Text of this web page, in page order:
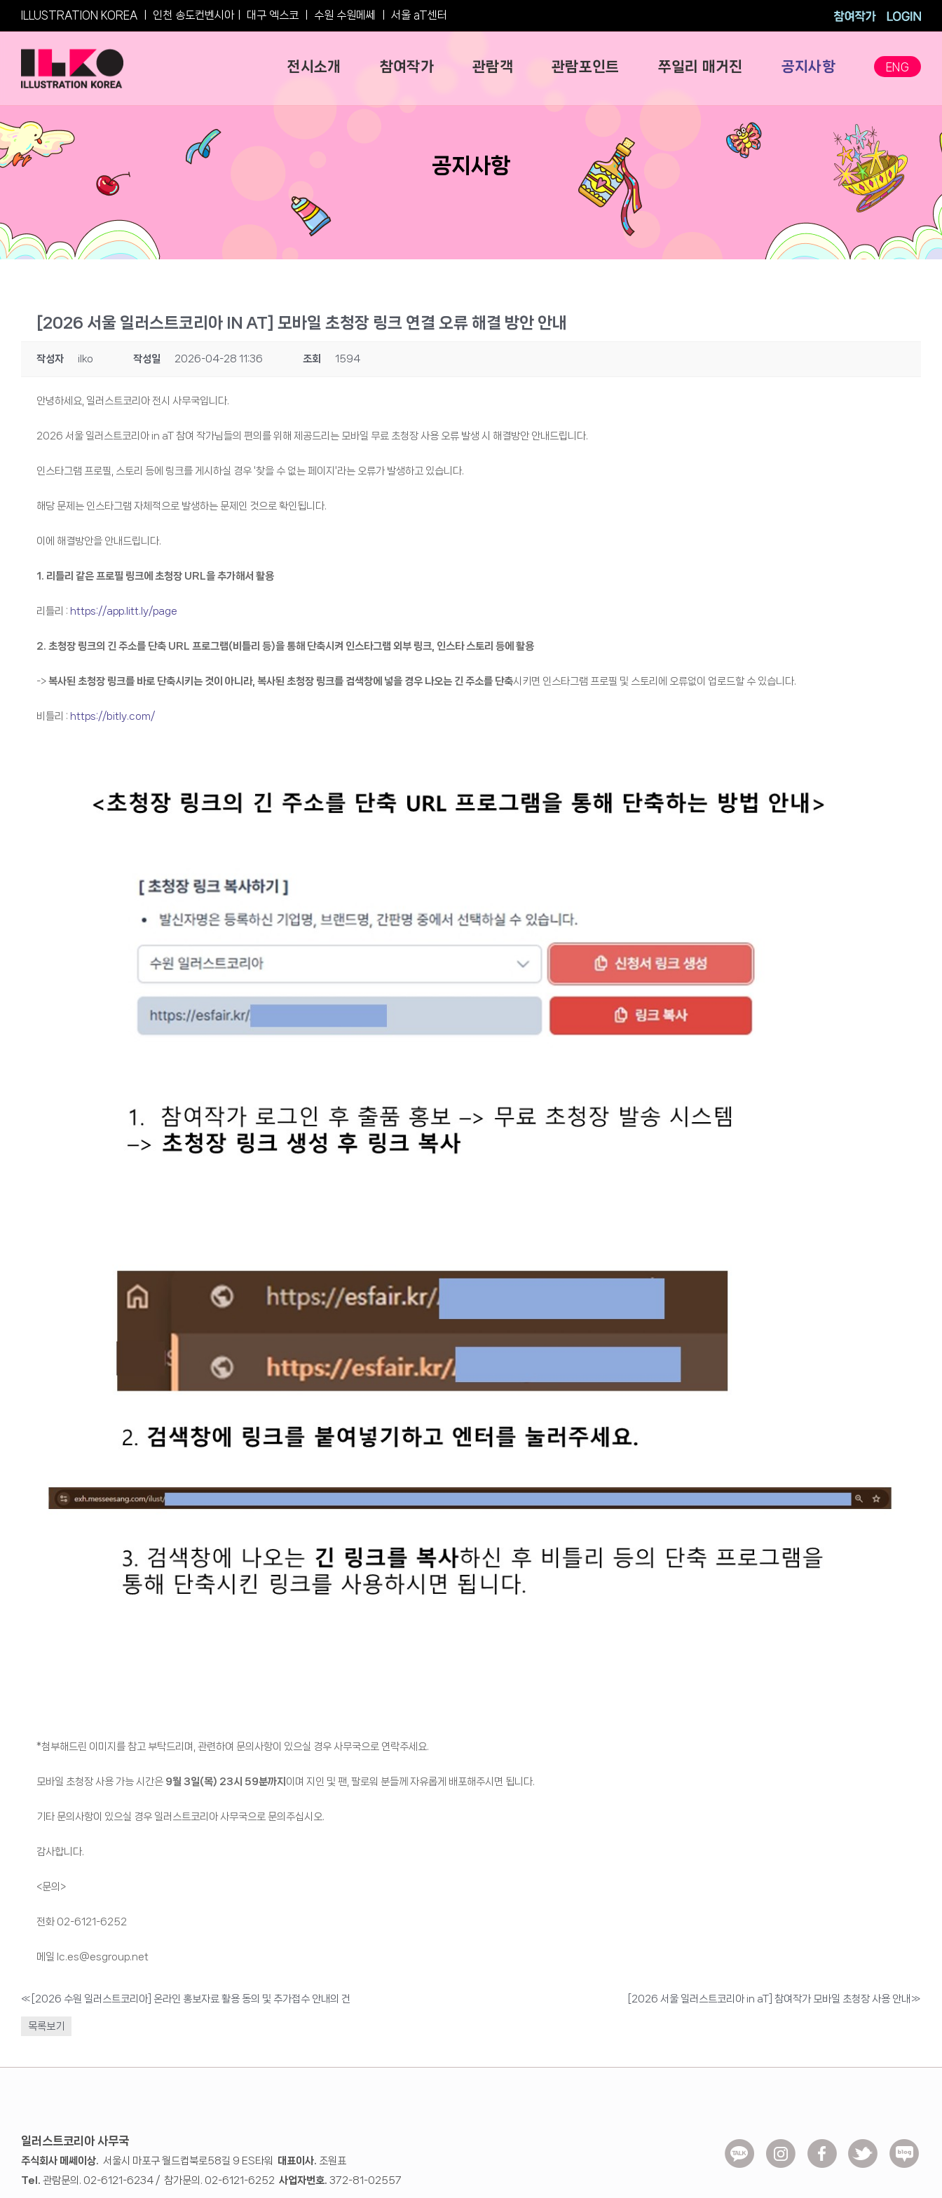
ILLUSTRATION KOREA ㅣ 인천 송도컨벤시아ㅣ 대구 엑스코 수원 수원메쎄 서울 aT센터
참여작가
전시소개 참여작가 관람객 관람포인트 쭈일리 매거진 공지사항 ENG
공지사항
[2026 서울 일러스트코리아 IN AT] 모바일 초청장 링크 연결 오류 해결 방안 안내
작성자 ilko 작성일 2026-04-28 11:36 조회 1594
안녕하세요, 일러스트코리아 전시 사무국입니다.
2026 서울 일러스트코리아 in aT 참여 작가님들의 편의를 위해 제공드리는 모바일 무료 초청장 사용 오류 발생 시 해결방안 안내드립니다.
인스타그램 프로필, 스토리 등에 링크를 게시하실 경우 '찾을 수 없는 페이지'라는 오류가 발생하고 있습니다.
해당 문제는 인스타그램 자체적으로 발생하는 문제인 것으로 확인됩니다.
이에 해결방안을 안내드립니다.
1. 리틀리 같은 프로필 링크에 초청장 URL을 추가해서 활용
리틀리 : https://app.litt.ly/page
2. 초청장 링크의 긴 주소를 단축 URL 프로그램(비틀리 등)을 통해 단축시켜 인스타그램 외부 링크, 인스타 스토리 등에 활용
->복사된 초청장 링크를 바로 단축시키는 것이 아니라, 복사된 초청장 링크를 검색창에 넣을 경우 나오는 긴 주소를 단축시키면 인스타그램 프로필 및 스토리에 오류없이 업로드할 수 있습니다.
비틀리 : https://bitly.com/
*첨부해드린 이미지를 참고 부탁드리며, 관련하여 문의사항이 있으실 경우 사무국으로 연락주세요.
모바일 초청장 사용 가능 시간은9월 3일(목) 23시 59분까지 이며 지인 및 팬, 팔로워 분들께 자유롭게 배포해주시면 됩니다.
기타 문의사항이 있으실 경우 일러스트코리아 사무국으로 문의주십시오.
감사합니다.
<문의>
전화 02-6121-6252
메일 lc.es@esgroup.net
« [2026 수원 일러스트코리아] 온라인 홍보자료 활용 동의 및 추가접수 안내의 건 [2026 서울 일러스트코리아 in aT] 참여작가 모바일 초청장 사용 안내 »
목록보기
일러스트코리아 사무국
주식회사 메쎄이상. 서울시 마포구 월드컵북로58길 9 ES타워 대표이사. 조원표
Tel. 관람문의. 02-6121-6234 / 참가문의. 02-6121-6252 사업자번호. 372-81-02557